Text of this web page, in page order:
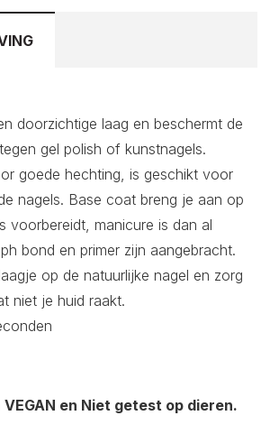
doorzichtige laag en beschermt de
gel polish of kunstnagels.
goede hechting, is geschikt voor
nagels. Base coat breng je aan op
voorbereidt, manicure is dan al
bond en primer zijn aangebracht.
op de natuurlijke nagel en zorg
niet je huid raakt.
en Niet getest op dieren.